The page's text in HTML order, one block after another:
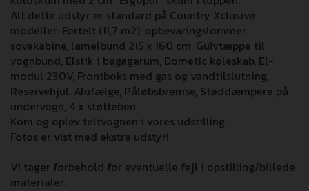
Alt dette udstyr er standard på Country Xclusive
modeller: Fortelt (11,7 m2), opbevaringslommer,
sovekabine, lamelbund 215 x 160 cm, Gulvtæppe til
vognbund, Elstik i bagagerum, Dometic køleskab, El-
modul 230V, Frontboks med gas og vandtilslutning,
Reservehjul, Alufælge, Påløbsbremse, Støddæmpere på
undervogn, 4 x støtteben.
Kom og oplev teltvognen i vores udstilling..
Fotos er vist med ekstra udstyr!
Vi tager forbehold for eventuelle fejl i opstilling/billede
materialer.